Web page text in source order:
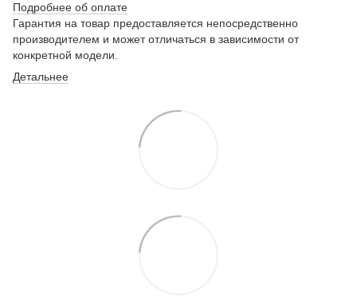
Подробнее об оплате
Гарантия на товар предоставляется непосредственно
производителем и может отличаться в зависимости от
конкретной модели.
Детальнее